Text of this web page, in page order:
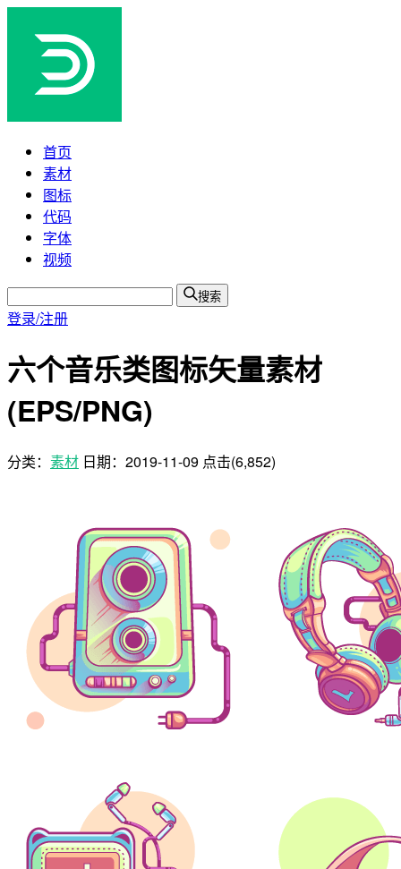
首页
素材
图标
代码
字体
视频
搜索
登录/注册
六个音乐类图标矢量素材
(EPS/PNG)
分类： 素材 日期： 2019-11-09 点击(6,852)